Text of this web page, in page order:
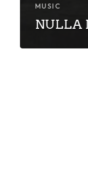
MUSIC
NULLA